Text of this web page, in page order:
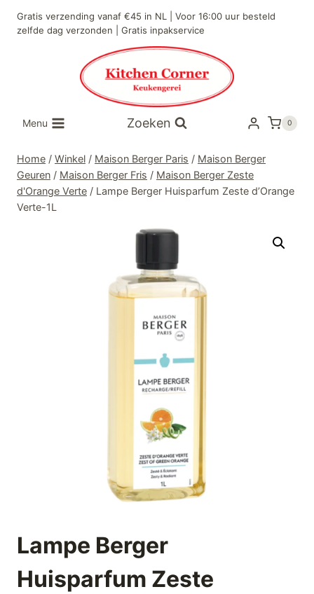
naar
Gratis verzending vanaf €45 in NL | Voor 16:00 uur besteld
zelfde dag verzonden | Gratis inpakservice
Menu Zoeken 0
Home / Winkel / Maison Berger Paris / Maison Berger
Geuren / Maison Berger Fris / Maison Berger Zeste
d'Orange Verte / Lampe Berger Huisparfum Zeste d’Orange
Verte-1L
Lampe Berger
Huisparfum Zeste